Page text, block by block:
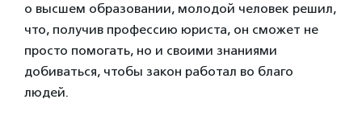
о высшем образовании, молодой человек решил,
что, получив профессию юриста, он сможет не
просто помогать, но и своими знаниями
добиваться, чтобы закон работал во благо
людей.